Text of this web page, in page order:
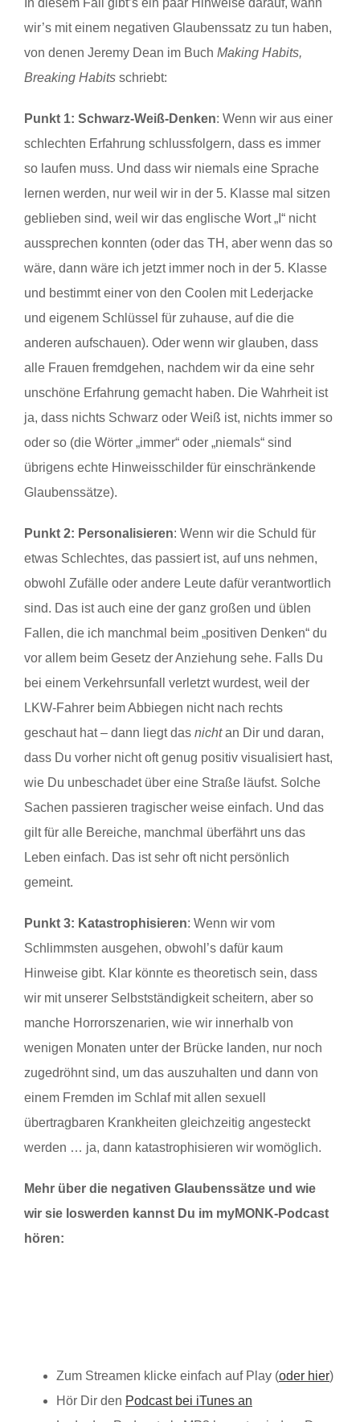
wir’s mit einem negativen Glaubenssatz zu tun haben,
von denen Jeremy Dean im Buch Making Habits,
Breaking Habits schriebt:
Punkt 1: Schwarz-Weiß-Denken: Wenn wir aus einer
schlechten Erfahrung schlussfolgern, dass es immer
so laufen muss. Und dass wir niemals eine Sprache
lernen werden, nur weil wir in der 5. Klasse mal sitzen
geblieben sind, weil wir das englische Wort „I“ nicht
aussprechen konnten (oder das TH, aber wenn das so
wäre, dann wäre ich jetzt immer noch in der 5. Klasse
und bestimmt einer von den Coolen mit Lederjacke
und eigenem Schlüssel für zuhause, auf die die
anderen aufschauen). Oder wenn wir glauben, dass
alle Frauen fremdgehen, nachdem wir da eine sehr
unschöne Erfahrung gemacht haben. Die Wahrheit ist
ja, dass nichts Schwarz oder Weiß ist, nichts immer so
oder so (die Wörter „immer“ oder „niemals“ sind
übrigens echte Hinweisschilder für einschränkende
Glaubenssätze).
Punkt 2: Personalisieren: Wenn wir die Schuld für
etwas Schlechtes, das passiert ist, auf uns nehmen,
obwohl Zufälle oder andere Leute dafür verantwortlich
sind. Das ist auch eine der ganz großen und üblen
Fallen, die ich manchmal beim „positiven Denken“ du
vor allem beim Gesetz der Anziehung sehe. Falls Du
bei einem Verkehrsunfall verletzt wurdest, weil der
LKW-Fahrer beim Abbiegen nicht nach rechts
geschaut hat – dann liegt das nichtan Dir und daran,
dass Du vorher nicht oft genug positiv visualisiert hast,
wie Du unbeschadet über eine Straße läufst. Solche
Sachen passieren tragischer weise einfach. Und das
gilt für alle Bereiche, manchmal überfährt uns das
Leben einfach. Das ist sehr oft nicht persönlich
gemeint.
Punkt 3: Katastrophisieren: Wenn wir vom
Schlimmsten ausgehen, obwohl’s dafür kaum
Hinweise gibt. Klar könnte es theoretisch sein, dass
wir mit unserer Selbstständigkeit scheitern, aber so
manche Horrorszenarien, wie wir innerhalb von
wenigen Monaten unter der Brücke landen, nur noch
zugedröhnt sind, um das auszuhalten und dann von
einem Fremden im Schlaf mit allen sexuell
übertragbaren Krankheiten gleichzeitig angesteckt
werden … ja, dann katastrophisieren wir womöglich.
Mehr über die negativen Glaubenssätze und wie
wir sie loswerden kannst Du im myMONK-Podcast
hören:
Zum Streamen klicke einfach auf Play (oder hier)
Hör Dir den Podcast bei iTunes an